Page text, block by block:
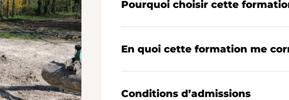
Pourquoi choisir cette
En quoi cette formation me
Conditions d’admissions